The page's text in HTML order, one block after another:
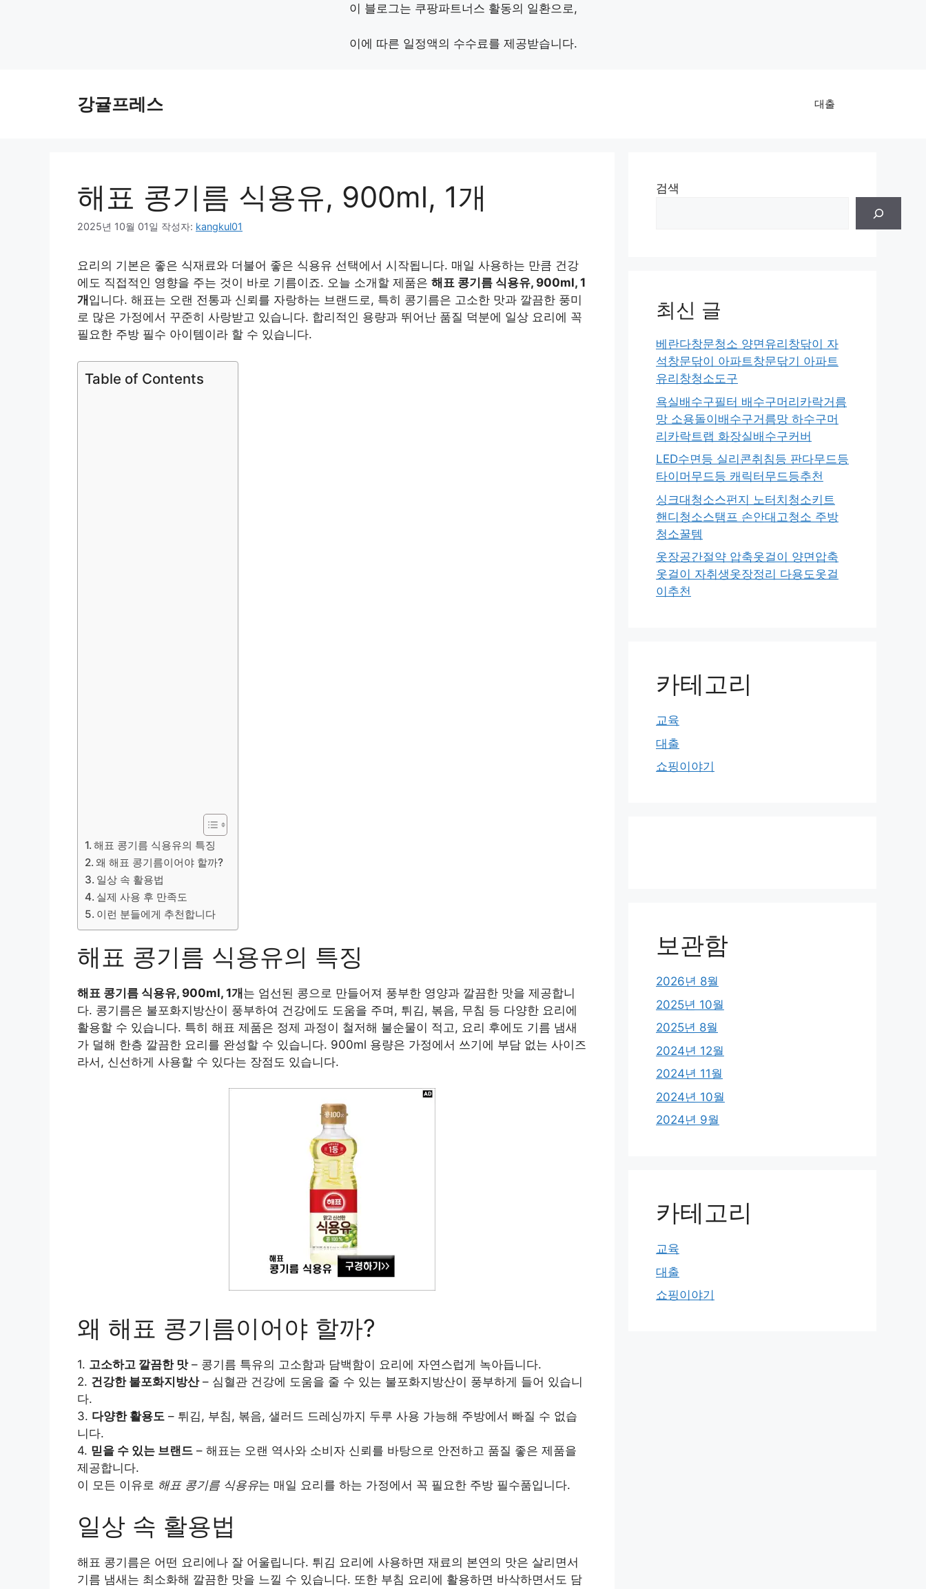
이 블로그는 쿠팡파트너스 활동의 일환으로,
이에 따른 일정액의 수수료를 제공받습니다.
강귤프레스 대출
해표 콩기름 식용유, 900ml, 1개
2025년 10월 01일 작성자: kangkul01
요리의 기본은 좋은 식재료와 더불어 좋은 식용유 선택에서 시작됩니다. 매일 사용하는 만큼 건강
에도 직접적인 영향을 주는 것이 바로 기름이죠. 오늘 소개할 제품은 해표 콩기름 식용유, 900ml, 1
개 입니다. 해표는 오랜 전통과 신뢰를 자랑하는 브랜드로, 특히 콩기름은 고소한 맛과 깔끔한 풍미
로 많은 가정에서 꾸준히 사랑받고 있습니다. 합리적인 용량과 뛰어난 품질 덕분에 일상 요리에 꼭
필요한 주방 필수 아이템이라 할 수 있습니다.
Table of Contents
해표 콩기름 식용유의 특징
왜 해표 콩기름이어야 할까?
일상 속 활용법
실제 사용 후 만족도
이런 분들에게 추천합니다
해표 콩기름 식용유의 특징
해표 콩기름 식용유, 900ml, 1개는 엄선된 콩으로 만들어져 풍부한 영양과 깔끔한 맛을 제공합니
다. 콩기름은 불포화지방산이 풍부하여 건강에도 도움을 주며, 튀김, 볶음, 무침 등 다양한 요리에
활용할 수 있습니다. 특히 해표 제품은 정제 과정이 철저해 불순물이 적고, 요리 후에도 기름 냄새
가 덜해 한층 깔끔한 요리를 완성할 수 있습니다. 900ml 용량은 가정에서 쓰기에 부담 없는 사이즈
라서, 신선하게 사용할 수 있다는 장점도 있습니다.
왜 해표 콩기름이어야 할까?
1. 고소하고 깔끔한 맛– 콩기름 특유의 고소함과 담백함이 요리에 자연스럽게 녹아듭니다.
2. 건강한 불포화지방산– 심혈관 건강에 도움을 줄 수 있는 불포화지방산이 풍부하게 들어 있습니
다.
3. 다양한 활용도 – 튀김, 부침, 볶음, 샐러드 드레싱까지 두루 사용 가능해 주방에서 빠질 수 없습
니다.
4. 믿을 수 있는 브랜드 – 해표는 오랜 역사와 소비자 신뢰를 바탕으로 안전하고 품질 좋은 제품을
제공합니다.
이 모든 이유로 해표 콩기름 식용유는 매일 요리를 하는 가정에서 꼭 필요한 주방 필수품입니다.
일상 속 활용법
해표 콩기름은 어떤 요리에나 잘 어울립니다. 튀김 요리에 사용하면 재료의 본연의 맛은 살리면서
기름 냄새는 최소화해 깔끔한 맛을 느낄 수 있습니다. 또한 부침 요리에 활용하면 바삭하면서도 담
검색
최신 글
베란다창문청소 양면유리창닦이 자
석창문닦이 아파트창문닦기 아파트
유리창청소도구
욕실배수구필터 배수구머리카락거름
망 소용돌이배수구거름망 하수구머
리카락트랩 화장실배수구커버
LED수면등 실리콘취침등 판다무드등
타이머무드등 캐릭터무드등추천
싱크대청소스펀지 노터치청소키트
핸디청소스탬프 손안대고청소 주방
청소꿀템
옷장공간절약 압축옷걸이 양면압축
옷걸이 자취생옷장정리 다용도옷걸
이추천
카테고리
교육
대출
쇼핑이야기
보관함
2026년 8월
2025년 10월
2025년 8월
2024년 12월
2024년 11월
2024년 10월
2024년 9월
카테고리
교육
대출
쇼핑이야기